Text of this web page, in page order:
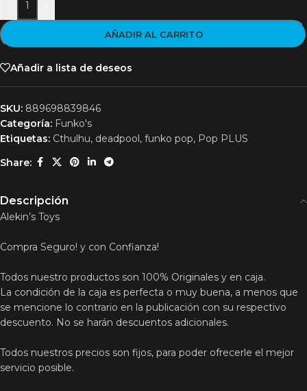
AÑADIR AL CARRITO
Añadir a lista de deseos
SKU: 889698839846
Categoría: Funko's
Etiquetas: Cthulhu, deadpool , funko pop, Pop PLUS
Share:
Descripción
Alekin’s Toys
Compra Seguro! y con Confianza!
Todos nuestro productos son 100% Originales y en caja.
La condición de la caja es perfecta o muy buena, a menos que
se mencione lo contrario en la publicación con su respectivo
descuento. No se harán descuentos adicionales.
Todos nuestros precios son fijos, para poder ofrecerle el mejor
servicio posible.